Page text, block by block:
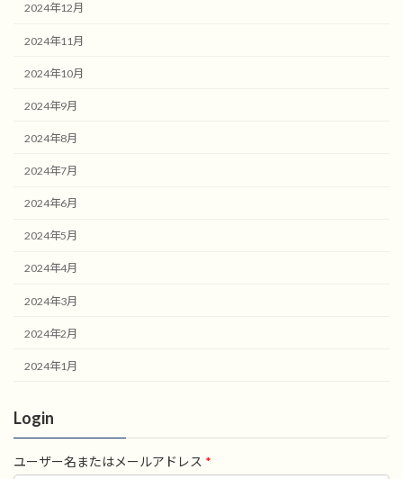
2024年12月
2024年11月
2024年10月
2024年9月
2024年8月
2024年7月
2024年6月
2024年5月
2024年4月
2024年3月
2024年2月
2024年1月
Login
ユーザー名またはメールアドレス *